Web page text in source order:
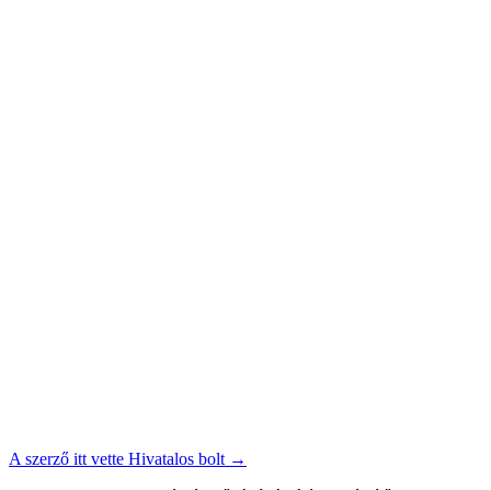
A szerző itt vette Hivatalos bolt →